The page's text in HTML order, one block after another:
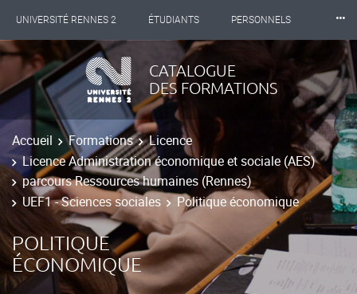
UNIVERSITÉ RENNES 2 ÉTUDIANTS PERSONNELS
INTERNATIONAL PROFESSIONNELS BIBLIOTHÈQUES
LES NOUVELLES DE RENNES 2
⸱⸱⸱
CATALOGUE
DES FORMATIONS
Accueil Formations
Licence
Licence Administration économique et sociale (AES)
parcours Ressources humaines (Rennes)
UEF1 - Sciences sociales
Politique économique
POLITIQUE
ÉCONOMIQUE